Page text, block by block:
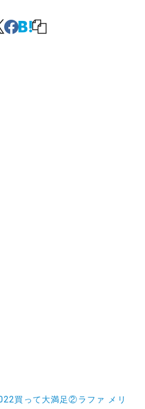
買って大満足②ラファ メリ